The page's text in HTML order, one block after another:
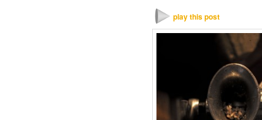
play this post